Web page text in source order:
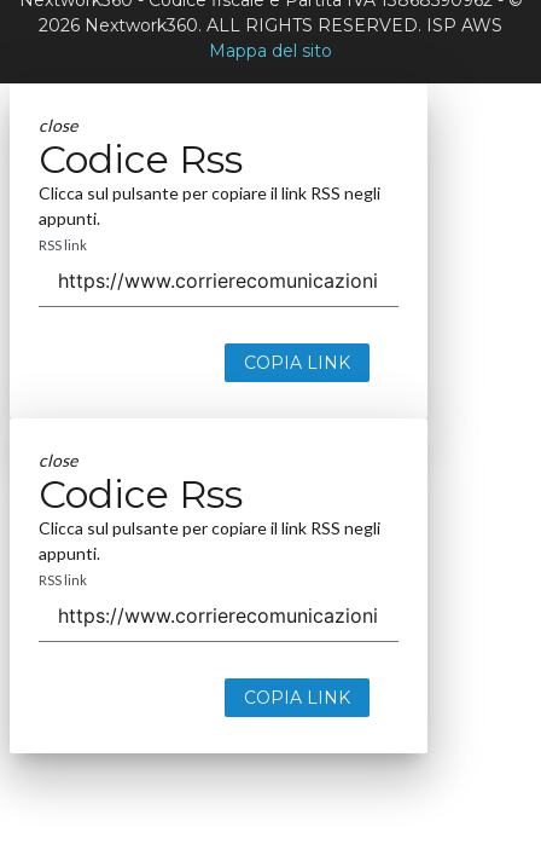
2026 Nextwork360. ALL RIGHTS RESERVED. ISP AWS
Mappa del sito
close
Codice Rss
Clicca sul pulsante per copiare il link RSS negli
appunti.
RSS link
COPIA LINK
close
Codice Rss
Clicca sul pulsante per copiare il link RSS negli
appunti.
RSS link
COPIA LINK